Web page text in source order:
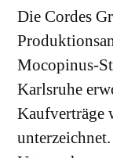
Die Cordes
Mocopinus-
Karlsruhe
Kaufverträge